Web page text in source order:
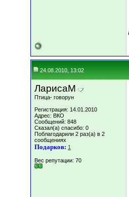
24.08.2010, 13:02
ЛарисаМ
Птица- говорун
Регистрация: 14.01.2010
Адрес: ВКО
Сообщений: 848
Сказал(а) спасибо: 0
Поблагодарили 2 раз(а) в 2
сообщениях
Подарков: 1
Вес репутации: 70